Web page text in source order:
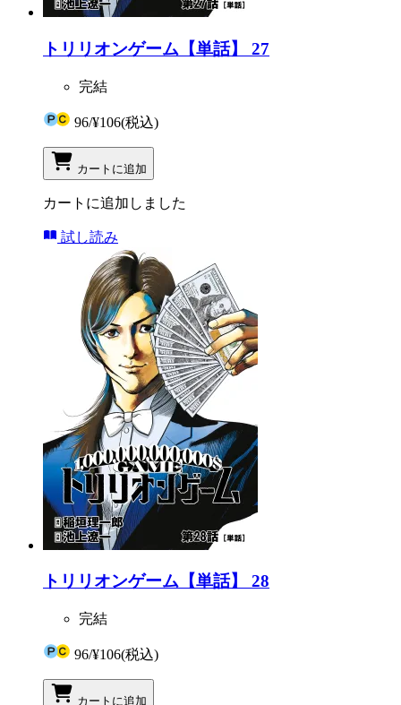
トリリオンゲーム【単話】 27
完結
96/¥106(税込)
カートに追加
カートに追加しました
試し読み
トリリオンゲーム【単話】 28
完結
96/¥106(税込)
カートに追加